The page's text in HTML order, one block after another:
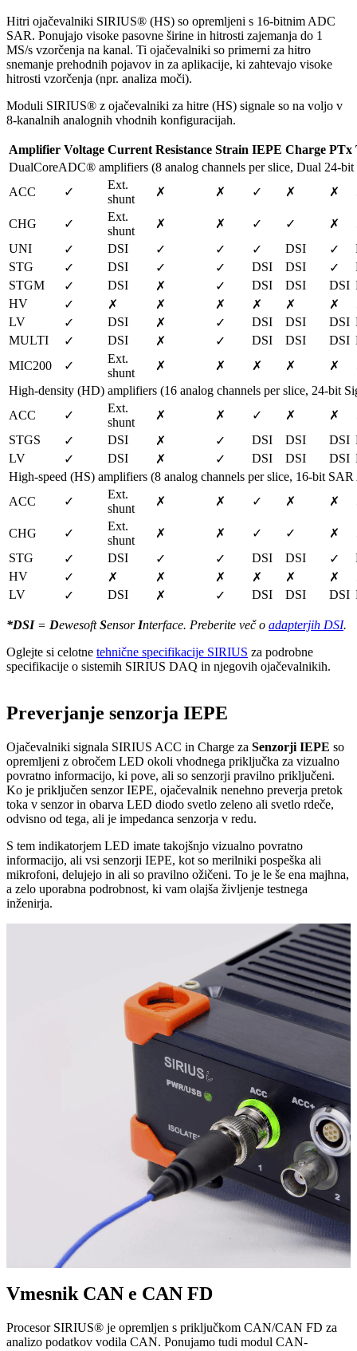
Hitri ojačevalniki SIRIUS® (HS) so opremljeni s 16-bitnim ADC
SAR. Ponujajo visoke pasovne širine in hitrosti zajemanja do 1
MS/s vzorčenja na kanal. Ti ojačevalniki so primerni za hitro
snemanje prehodnih pojavov in za aplikacije, ki zahtevajo visoke
hitrosti vzorčenja (npr. analiza moči).
Moduli SIRIUS® z ojačevalniki za hitre (HS) signale so na voljo v
8-kanalnih analognih vhodnih konfiguracijah.
Amplifier Voltage Current Resistance Strain IEPE Charge PTx
DualCoreADC® amplifiers (8 analog channels per slice, Dual 24-
ACC
✓
Ext.
shunt
✗ ✗ ✓ ✗ ✗
CHG ✓
Ext.
shunt
✗ ✗ ✓ ✓ ✗
UNI
✓ DSI ✓ ✓ ✓ DSI ✓
STG
✓ DSI ✓ ✓ DSI DSI ✓
STGM
✓ DSI ✗ ✓ DSI DSI DSI
HV
✓ ✗ ✗ ✗ ✗ ✗ ✗
LV
✓ DSI ✗ ✓ DSI DSI DSI
MULTI
✓ DSI ✗ ✓ DSI DSI DSI
MIC200
✓
Ext.
shunt
✗ ✗ ✗ ✗ ✗
High-density (HD) amplifiers (16 analog channels per slice, 24-bit
ACC
✓
Ext.
shunt
✗ ✗ ✓ ✗ ✗
STGS
✓ DSI ✗ ✓ DSI DSI DSI
LV
✓ DSI ✗ ✓ DSI DSI DSI
High-speed (HS) amplifiers (8 analog channels per slice, 16-bit
ACC
✓
Ext.
shunt
✗ ✗ ✓ ✗ ✗
CHG ✓
Ext.
shunt
✗ ✗ ✓ ✓ ✗
STG
✓ DSI ✓ ✓ DSI DSI ✓
HV
✓ ✗ ✗ ✗ ✗ ✗ ✗
LV
✓ DSI ✗ ✓ DSI DSI DSI
*DSI= DewesoftSensor Interface. Preberite več o adapterjih DSI.
Oglejte si celotne tehnične specifikacije SIRIUS za podrobne
specifikacije o sistemih SIRIUS DAQ in njegovih ojačevalnikih.
Preverjanje senzorja IEPE
Ojačevalniki signala SIRIUS ACC in Charge za Senzorji IEPE so
opremljeni z obročem LED okoli vhodnega priključka za vizualno
povratno informacijo, ki pove, ali so senzorji pravilno priključeni.
Ko je priključen senzor IEPE, ojačevalnik nenehno preverja pretok
toka v senzor in obarva LED diodo svetlo zeleno ali svetlo rdeče,
odvisno od tega, ali je impedanca senzorja v redu.
S tem indikatorjem LED imate takojšnjo vizualno povratno
informacijo, ali vsi senzorji IEPE, kot so merilniki pospeška ali
mikrofoni, delujejo in ali so pravilno ožičeni. To je le še ena majhna,
a zelo uporabna podrobnost, ki vam olajša življenje testnega
inženirja.
Vmesnik CAN e CAN FD
Procesor SIRIUS® je opremljen s priključkom CAN/CAN FD za
analizo podatkov vodila CAN. Ponujamo tudi modul CAN-